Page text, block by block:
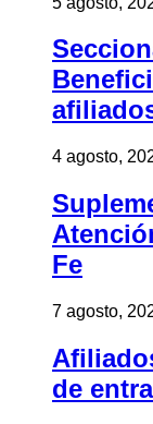
4 agosto,
Fe
7 agosto,
de